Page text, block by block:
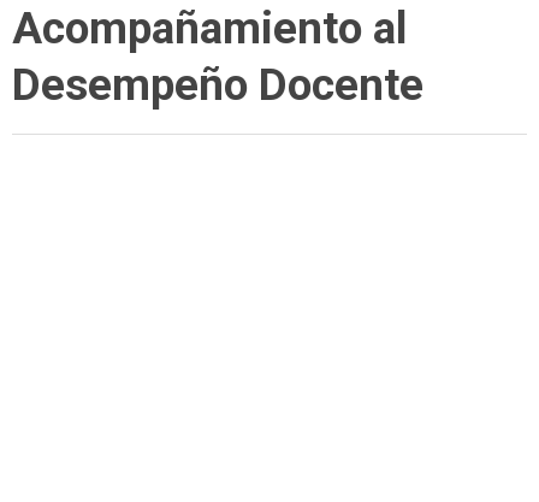
Acompañamiento al
Desempeño Docente